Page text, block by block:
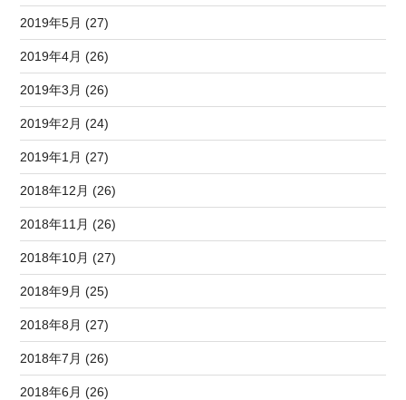
2019年5月 (27)
2019年4月 (26)
2019年3月 (26)
2019年2月 (24)
2019年1月 (27)
2018年12月 (26)
2018年11月 (26)
2018年10月 (27)
2018年9月 (25)
2018年8月 (27)
2018年7月 (26)
2018年6月 (26)